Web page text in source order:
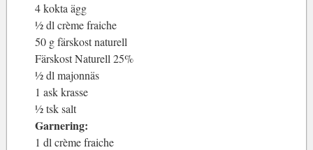
4 kokta ägg
½ dl crème fraiche
50 g färskost naturell
Färskost Naturell 25%
½ dl majonnäs
1 ask krasse
½ tsk salt
Garnering:
1 dl crème fraiche